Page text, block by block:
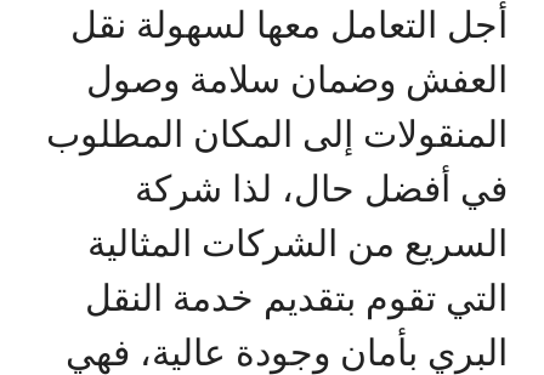
أجل التعامل معها لسهولة نقل
العفش وضمان سلامة وصول
المنقولات إلى المكان المطلوب
في أفضل حال، لذا شركة
السريع من الشركات المثالية
التي تقوم بتقديم خدمة النقل
البري بأمان وجودة عالية، فهي